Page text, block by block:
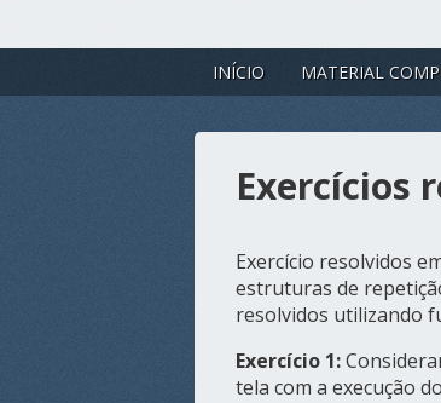
INÍCIO MATERIAL
Exercícios
Exercício resolvidos
estruturas de
resolvidos utilizando
Exercício 1:
tela com a execução